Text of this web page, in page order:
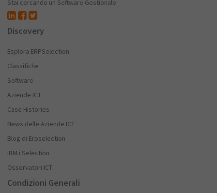
Stai cercando un Software Gestionale
Discovery
Esplora ERPSelection
Classifiche
Software
Aziende ICT
Case Histories
News delle Aziende ICT
Blog di Erpselection
IBM i Selection
Osservatori ICT
Condizioni Generali